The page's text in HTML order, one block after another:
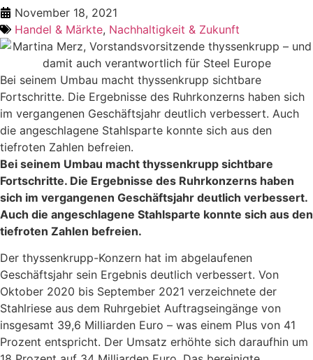
November 18, 2021
Handel & Märkte, Nachhaltigkeit & Zukunft
Bei seinem Umbau macht thyssenkrupp sichtbare
Fortschritte. Die Ergebnisse des Ruhrkonzerns haben sich
im vergangenen Geschäftsjahr deutlich verbessert. Auch
die angeschlagene Stahlsparte konnte sich aus den
tiefroten Zahlen befreien.
Bei seinem Umbau macht thyssenkrupp sichtbare
Fortschritte. Die Ergebnisse des Ruhrkonzerns haben
sich im vergangenen Geschäftsjahr deutlich verbessert.
Auch die angeschlagene Stahlsparte konnte sich aus den
tiefroten Zahlen befreien.
Der thyssenkrupp-Konzern hat im abgelaufenen
Geschäftsjahr sein Ergebnis deutlich verbessert. Von
Oktober 2020 bis September 2021 verzeichnete der
Stahlriese aus dem Ruhrgebiet Auftragseingänge von
insgesamt 39,6 Milliarden Euro – was einem Plus von 41
Prozent entspricht. Der Umsatz erhöhte sich daraufhin um